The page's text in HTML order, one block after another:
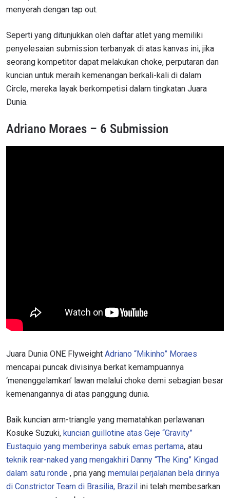
menyerah dengan tap out.
Seperti yang ditunjukkan oleh daftar atlet yang memiliki
penyelesaian submission terbanyak di atas kanvas ini, jika
seorang kompetitor dapat melakukan choke, perputaran dan
kuncian untuk meraih kemenangan berkali-kali di dalam
Circle, mereka layak berkompetisi dalam tingkatan Juara
Dunia.
Adriano Moraes – 6 Submission
Juara Dunia ONE Flyweight Adriano “Mikinho” Moraes
mencapai puncak divisinya berkat kemampuannya
‘menenggelamkan’ lawan melalui choke demi sebagian besar
kemenangannya di atas panggung dunia.
Baik kuncian arm-triangle yang mematahkan perlawanan
Kosuke Suzuki, kuncian guillotine atas Geje “Gravity”
Eustaquio yang memberinya sabuk emas pertama, atau
teknik rear-naked yang mengakhiri Danny “The King” Kingad
dalam satu ronde , pria yang memulai perjalanan bela dirinya
di Constrictor Team di Brasilia, Brazil ini telah membesarkan